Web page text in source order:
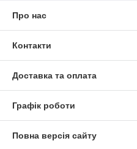
Про нас
Контакти
Доставка та оплата
Графік роботи
Повна версія сайту